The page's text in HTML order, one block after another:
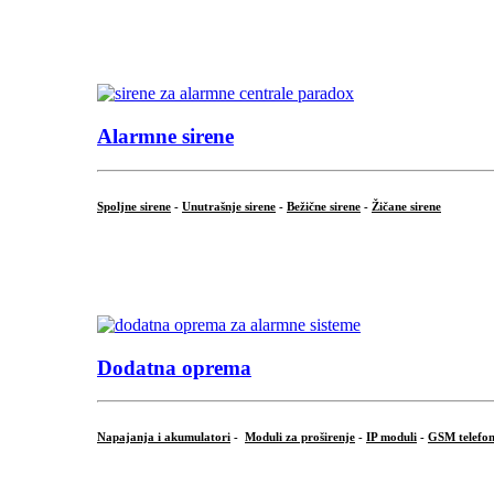
Alarmne sirene
Spoljne sirene - Unutrašnje sirene - Bežične sirene - Žičane sirene
Dodatna oprema
Napajanja i akumulatori - Moduli za proširenje - IP moduli - GSM